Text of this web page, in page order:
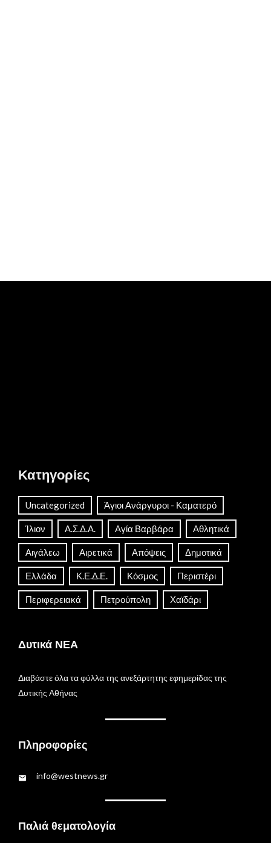
Κατηγορίες
Uncategorized Άγιοι Ανάργυροι - Καματερό
Ίλιον Α.Σ.Δ.Α. Αγία Βαρβάρα Αθλητικά
Αιγάλεω Αιρετικά Απόψεις Δημοτικά
Ελλάδα Κ.Ε.Δ.Ε. Κόσμος Περιστέρι
Περιφερειακά Πετρούπολη Χαϊδάρι
Δυτικά ΝΕΑ
Διαβάστε όλα τα φύλλα της ανεξάρτητης εφημερίδας της
Δυτικής Αθήνας
Πληροφορίες
info@westnews.gr
Παλιά θεματολογία